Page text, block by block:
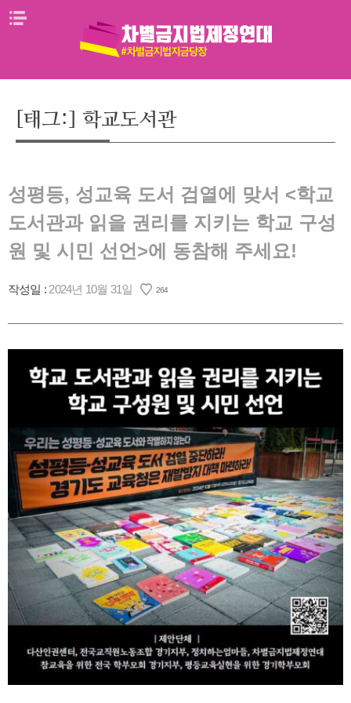
Skip
[태그:] 학교도서관
성평등, 성교육 도서 검열에 맞서 <학교
도서관과 읽을 권리를 지키는 학교 구성
원 및 시민 선언>에 동참해 주세요!
작성일 : 2024년 10월 31일 264